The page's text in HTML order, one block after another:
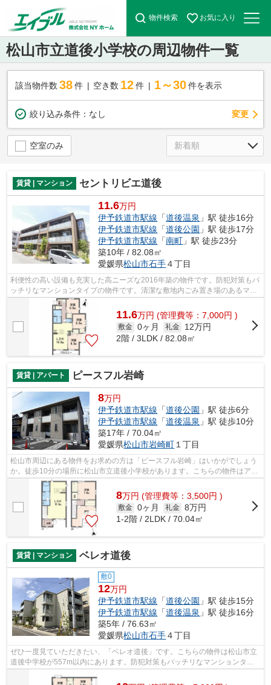
物件検索 お気に入り
松山市立道後小学校の周辺物件一覧
該当物件数 38件 空き数 12 件 1～30 件を表示
絞り込み条件： なし 変更
空室のみ
賃貸 | マンション セントリビエ道後
11.6万円
伊予鉄道市駅線 「道後温泉 」駅 徒歩16分
伊予鉄道市駅線 「道後公園 」駅 徒歩17分
伊予鉄道市駅線 「南町 」駅 徒歩23分
築10年 / 82.08㎡
愛媛県松山市石手４丁目
利便性の高い設備も充実した高ニーズな2016年築の物件です。防犯対策もバ
ッチリなマンションタイプの物件です。清潔な敷地内ごみ置き場のあるマン
ション。伊予鉄道市駅線道後温泉周辺...
11.6万円 (管理費等：7,000円 )
敷金 0ヶ月 礼金
12万円
2階 / 3LDK / 82.08㎡
賃貸 | アパート ピースフル岩崎
8万円
伊予鉄道市駅線 「道後公園 」駅 徒歩6分
伊予鉄道市駅線 「道後温泉 」駅 徒歩10分
築17年 / 70.04㎡
愛媛県松山市岩崎町 １丁目
松山市周辺にある物件をお求めの方は「ピースフル岩崎」はいかがでしょう
か。徒歩10分の場所に松山市立道後小学校があります。こちらの物件はアパ
ートです。数多くの物件を取り揃えて...
8万円 (管理費等：3,500円 )
敷金 0ヶ月 礼金 8万円
1-2階 / 2LDK / 70.04㎡
賃貸 | マンション ベレオ道後
敷0
12万円
伊予鉄道市駅線 「道後公園 」駅 徒歩15分
伊予鉄道市駅線 「道後温泉 」駅 徒歩16分
築5年 / 76.63㎡
愛媛県松山市石手４丁目
ぜひ一度見ていただきたい、「ベレオ道後」です。こちらの物件は松山市立
道後中学校が557m以内にあります。防犯対策もバッチリなマンションタイ